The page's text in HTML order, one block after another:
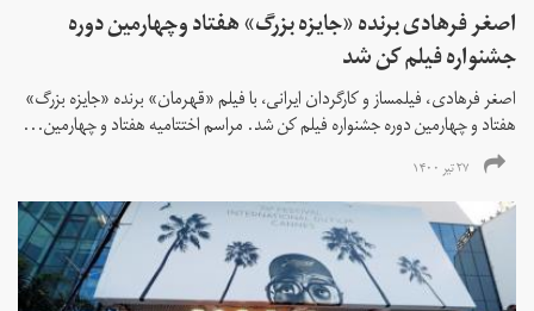
اصغر فرهادی برنده «جایزه بزرگ»‌ هفتاد‌ وچهارمین دوره
جشنواره فیلم کن شد
اصغر فرهادی، فیلمساز و کارگردان ایرانی، با فیلم «قهرمان» برنده «جایزه بزرگ»
هفتاد و چهارمین دوره جشنواره فیلم کن شد. مراسم اختتامیه هفتاد و چهارمین...
۲۷ تیر ۱۴۰۰